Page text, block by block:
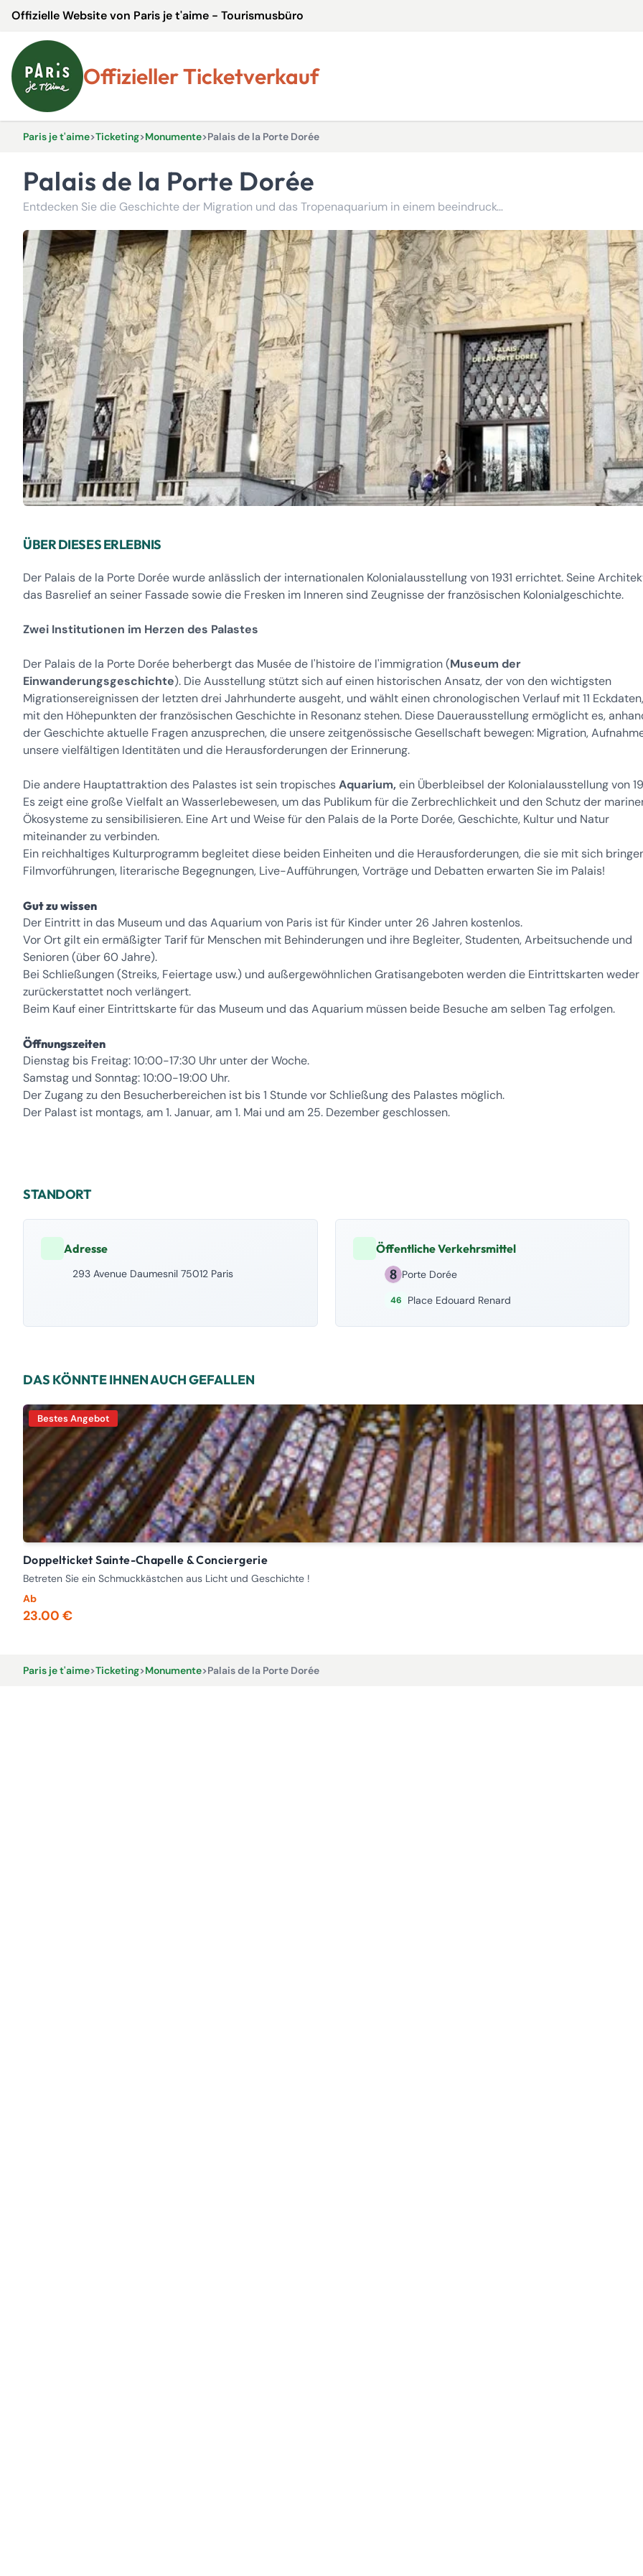
Offizielle Website von Paris je t'aime - Tourismusbüro
Offizieller Ticketverkauf
Paris je t'aime>Ticketing>Monumente>Palais de la Porte Dorée
Palais de la Porte Dorée
Entdecken Sie die Geschichte der Migration und das Tropenaquarium in einem beeindruckenden Art-Déco-Gebäude in Paris.
ÜBER DIESES ERLEBNIS
Der Palais de la Porte Dorée wurde anlässlich der internationalen Kolonialausstellung von 1931 errichtet. Seine
das Basrelief an seiner Fassade sowie die Fresken im Inneren sind Zeugnisse der französischen Kolonialgeschichte.
Zwei Institutionen im Herzen des Palastes
Der Palais de la Porte Dorée beherbergt das Musée de l'histoire de l'immigration (Museum der
Einwanderungsgeschichte). Die Ausstellung stützt sich auf einen historischen Ansatz, der von den wichtigsten
Migrationsereignissen der letzten drei Jahrhunderte ausgeht, und wählt einen chronologischen Verlauf mit 11
mit den Höhepunkten der französischen Geschichte in Resonanz stehen. Diese Dauerausstellung ermöglicht es,
der Geschichte aktuelle Fragen anzusprechen, die unsere zeitgenössische Gesellschaft bewegen: Migration,
unsere vielfältigen Identitäten und die Herausforderungen der Erinnerung.
Die andere Hauptattraktion des Palastes ist sein tropischesAquarium, ein Überbleibsel der Kolonialausstellung von
Es zeigt eine große Vielfalt an Wasserlebewesen, um das Publikum für die Zerbrechlichkeit und den Schutz der
Ökosysteme zu sensibilisieren. Eine Art und Weise für den Palais de la Porte Dorée, Geschichte, Kultur und Natur
miteinander zu verbinden.
Ein reichhaltiges Kulturprogramm begleitet diese beiden Einheiten und die Herausforderungen, die sie mit sich
Filmvorführungen, literarische Begegnungen, Live-Aufführungen, Vorträge und Debatten erwarten Sie im Palais!
Gut zu wissen
Der Eintritt in das Museum und das Aquarium von Paris ist für Kinder unter 26 Jahren kostenlos.
Vor Ort gilt ein ermäßigter Tarif für Menschen mit Behinderungen und ihre Begleiter, Studenten, Arbeitsuchende und
Senioren (über 60 Jahre).
Bei Schließungen (Streiks, Feiertage usw.) und außergewöhnlichen Gratisangeboten werden die Eintrittskarten weder
zurückerstattet noch verlängert.
Beim Kauf einer Eintrittskarte für das Museum und das Aquarium müssen beide Besuche am selben Tag erfolgen.
Öffnungszeiten
Dienstag bis Freitag: 10:00-17:30 Uhr unter der Woche.
Samstag und Sonntag: 10:00-19:00 Uhr.
Der Zugang zu den Besucherbereichen ist bis 1 Stunde vor Schließung des Palastes möglich.
Der Palast ist montags, am 1. Januar, am 1. Mai und am 25. Dezember geschlossen.
STANDORT
Adresse
293 Avenue Daumesnil 75012 Paris
Öffentliche Verkehrsmittel
Porte Dorée
46 Place Edouard Renard
DAS KÖNNTE IHNEN AUCH GEFALLEN
Bestes Angebot
Doppelticket Sainte-Chapelle & Conciergerie
Betreten Sie ein Schmuckkästchen aus Licht und Geschichte !
Ab
23.00 €
Paris je t'aime>Ticketing>Monumente>Palais de la Porte Dorée